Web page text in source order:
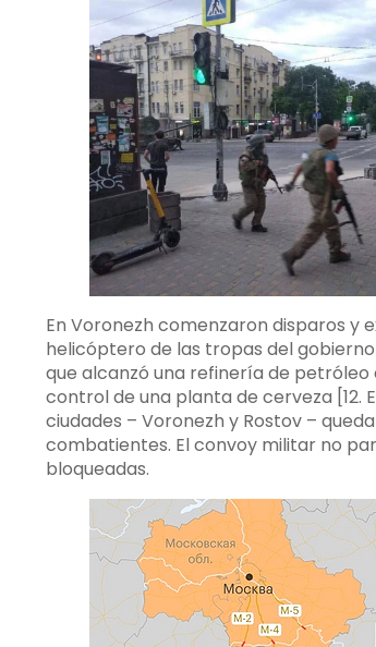
En Voronezh comenzaron disparos y
helicóptero de las tropas del gobierno
que alcanzó una refinería de petróleo
control de una planta de cerveza [12.
ciudades – Voronezh y Rostov –
combatientes. El convoy militar no
bloqueadas.